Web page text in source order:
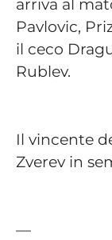
arriva al
Pavlovic,
il ceco
Rublev.
Il vincente
Zverev in
—